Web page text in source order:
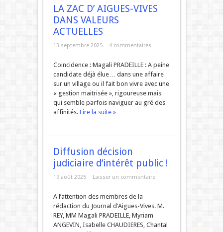
LA ZAC D’ AIGUES-VIVES
DANS VALEURS
ACTUELLES
13 septembre 2025 4 commentaires
Coincidence : Magali PRADEILLE : A peine
candidate déjà élue… dans une affaire
sur un village ou il fait bon vivre avec une
« gestion maitrisée », rigoureuse mais
qui semble parfois naviguer au gré des
affinités. Lire la suite »
Diffusion décision
judiciaire d’intérêt public !
19 août 2025 Laisser un commentaire
A l’attention des membres de la
rédaction du Journal d’Aigues-Vives. M.
REY, MM Magali PRADEILLE, Myriam
ANGEVIN, Isabelle CHAUDIERES, Chantal